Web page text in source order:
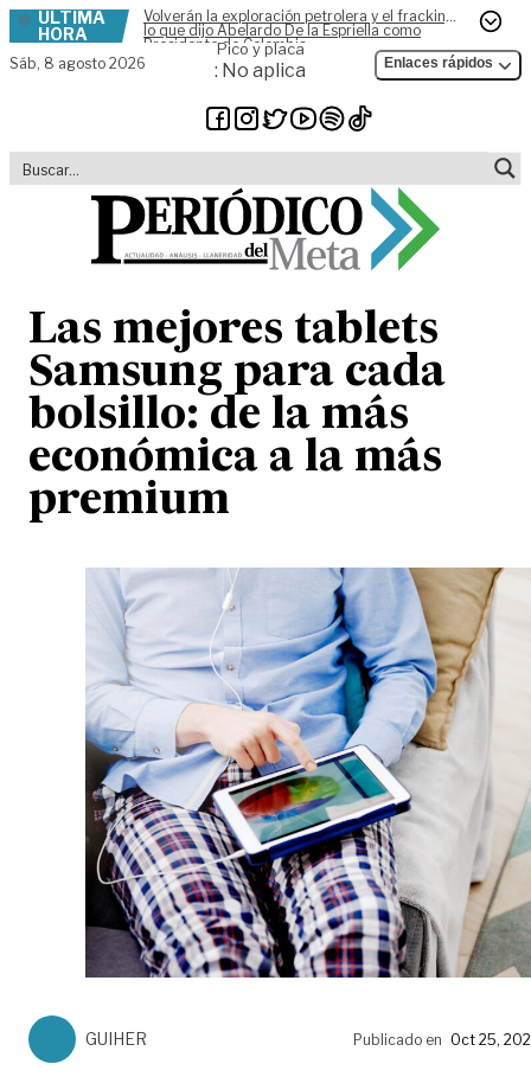
Skip to content
ÚLTIMA
HORA
Volverán la exploración petrolera y el fracking,
lo que dijo Abelardo De la Espriella como
Presidente de Colombia
Sáb, 8 agosto 2026
Pico y placa
: No aplica Enlaces rápidos
Las mejores tablets
Samsung para cada
bolsillo: de la más
económica a la más
premium
GUIHER Publicado en Oct 25,